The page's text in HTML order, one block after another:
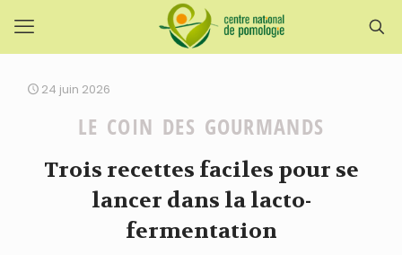
24 juin 2026
LE COIN DES GOURMANDS
Trois recettes faciles pour se
lancer dans la lacto-
fermentation